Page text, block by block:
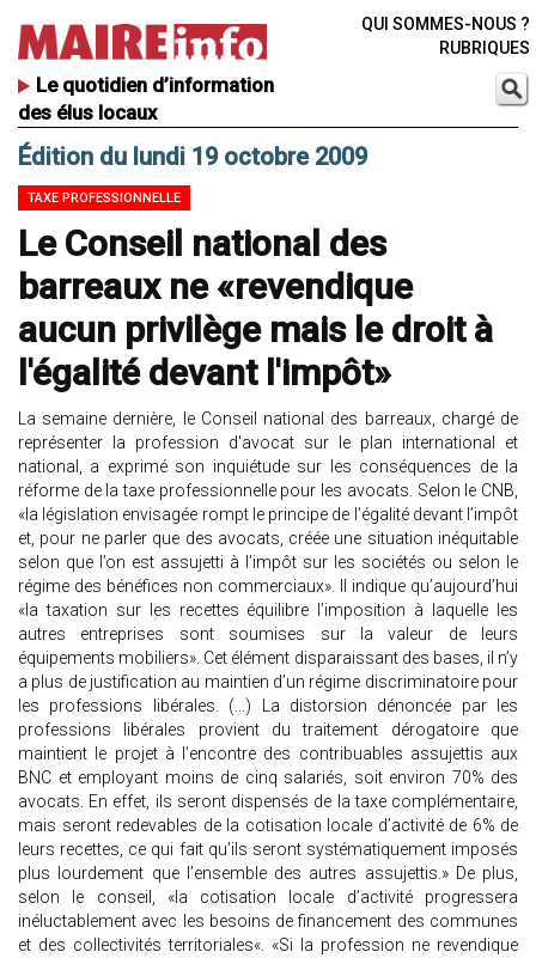
Le quotidien d’information
des élus locaux
QUI SOMMES-NOUS ?
RUBRIQUES
Édition du lundi 19 octobre 2009
TAXE PROFESSIONNELLE
Le Conseil national des
barreaux ne «revendique
aucun privilège mais le droit à
l'égalité devant l'impôt»
La semaine dernière, le Conseil national des barreaux, chargé de
représenter la profession d'avocat sur le plan international et
national, a exprimé son inquiétude sur les conséquences de la
réforme de la taxe professionnelle pour les avocats. Selon le CNB,
«la législation envisagée rompt le principe de l’égalité devant l’impôt
et, pour ne parler que des avocats, créée une situation inéquitable
selon que l’on est assujetti à l’impôt sur les sociétés ou selon le
régime des bénéfices non commerciaux». Il indique qu’aujourd’hui
«la taxation sur les recettes équilibre l’imposition à laquelle les
autres entreprises sont soumises sur la valeur de leurs
équipements mobiliers». Cet élément disparaissant des bases, il n’y
a plus de justification au maintien d’un régime discriminatoire pour
les professions libérales. (...) La distorsion dénoncée par les
professions libérales provient du traitement dérogatoire que
maintient le projet à l’encontre des contribuables assujettis aux
BNC et employant moins de cinq salariés, soit environ 70% des
avocats. En effet, ils seront dispensés de la taxe complémentaire,
mais seront redevables de la cotisation locale d’activité de 6% de
leurs recettes, ce qui fait qu’ils seront systématiquement imposés
plus lourdement que l’ensemble des autres assujettis.» De plus,
selon le conseil, «la cotisation locale d’activité progressera
inéluctablement avec les besoins de financement des communes
et des collectivités territoriales«. «Si la profession ne revendique